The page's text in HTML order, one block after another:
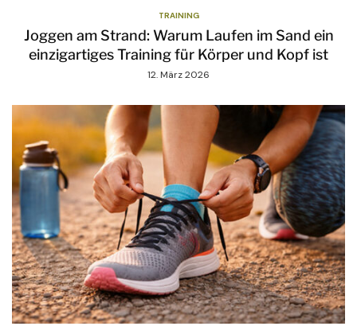
TRAINING
Joggen am Strand: Warum Laufen im Sand ein
einzigartiges Training für Körper und Kopf ist
12. März 2026